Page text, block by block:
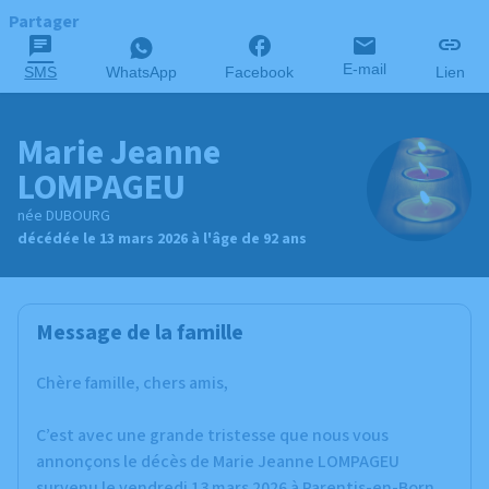
Partager
SMS WhatsApp Facebook E-mail Lien
Marie Jeanne
LOMPAGEU
née DUBOURG
décédée le 13 mars 2026 à l'âge de 92 ans
Message de la famille
Chère famille, chers amis,
C’est avec une grande tristesse que nous vous
annonçons le décès de Marie Jeanne LOMPAGEU